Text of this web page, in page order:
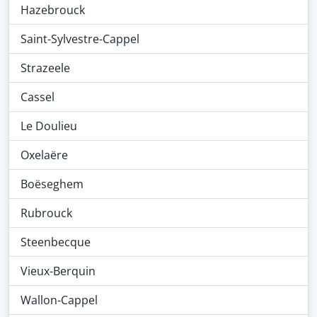
Hazebrouck
Saint-Sylvestre-Cappel
Strazeele
Cassel
Le Doulieu
Oxelaëre
Boëseghem
Rubrouck
Steenbecque
Vieux-Berquin
Wallon-Cappel